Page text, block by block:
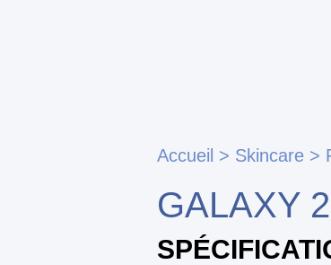
Accueil > Skincare >
GALAXY